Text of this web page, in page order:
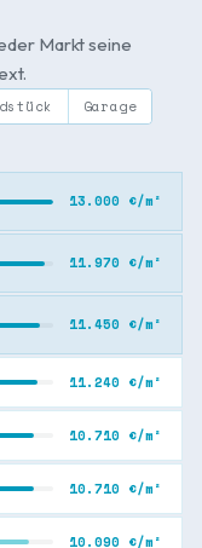
Markt seine
Garage
13.000 €/m²
11.970 €/m²
11.450 €/m²
11.240 €/m²
10.710 €/m²
10.710 €/m²
10.090 €/m²